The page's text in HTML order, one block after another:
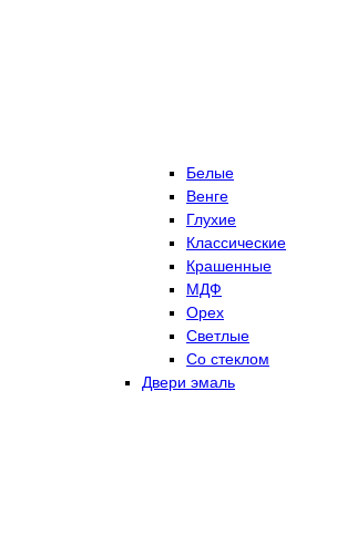
Белые
Венге
Глухие
Классические
Крашенные
МДФ
Орех
Светлые
Со стеклом
Двери эмаль